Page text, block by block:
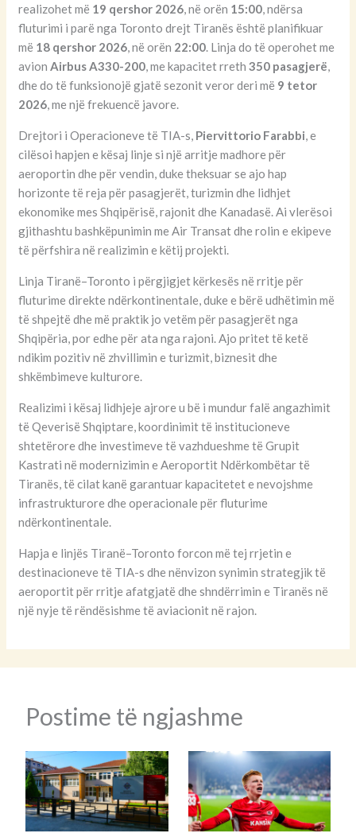
realizohet më 19 qershor 2026 , në orën 15:00 , ndërsa
fluturimi i parë nga Toronto drejt Tiranës është planifikuar
më 18 qershor 2026 , në orën 22:00 . Linja do të operohet me
avion Airbus A330-200 , me kapacitet rreth350 pasagjerë
dhe do të funksionojë gjatë sezonit veror deri më 9 tetor
2026 , me një frekuencë javore.
Drejtori i Operacioneve të TIA-s, Piervittorio Farabbi , e
cilësoi hapjen e kësaj linje si një arritje madhore për
aeroportin dhe për vendin, duke theksuar se ajo hap
horizonte të reja për pasagjerët, turizmin dhe lidhjet
ekonomike mes Shqipërisë, rajonit dhe Kanadasë. Ai vlerësoi
gjithashtu bashkëpunimin me Air Transat dhe rolin e ekipeve
të përfshira në realizimin e këtij projekti.
Linja Tiranë–Toronto i përgjigjet kërkesës në rritje për
fluturime direkte ndërkontinentale, duke e bërë udhëtimin më
të shpejtë dhe më praktik jo vetëm për pasagjerët nga
Shqipëria, por edhe për ata nga rajoni. Ajo pritet të ketë
ndikim pozitiv në zhvillimin e turizmit, biznesit dhe
shkëmbimeve kulturore.
Realizimi i kësaj lidhjeje ajrore u bë i mundur falë angazhimit
të Qeverisë Shqiptare, koordinimit të institucioneve
shtetërore dhe investimeve të vazhdueshme të Grupit
Kastrati në modernizimin e Aeroportit Ndërkombëtar të
Tiranës, të cilat kanë garantuar kapacitetet e nevojshme
infrastrukturore dhe operacionale për fluturime
ndërkontinentale.
Hapja e linjës Tiranë–Toronto forcon më tej rrjetin e
destinacioneve të TIA-s dhe nënvizon synimin strategjik të
aeroportit për rritje afatgjatë dhe shndërrimin e Tiranës në
një nyje të rëndësishme të aviacionit në rajon.
Postime të ngjashme